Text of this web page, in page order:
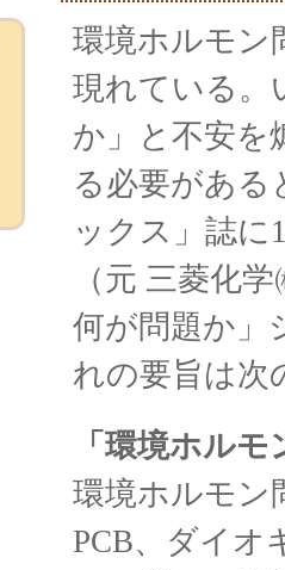
環境ホルモン
現れている。
か」と不安を
る必要がある
ックス」誌に
（元 三菱化
何が問題か」
れの要旨は次
「環境ホル
環境ホルモン
PCB、ダイオ